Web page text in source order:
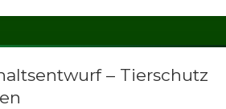
– Tierschutz